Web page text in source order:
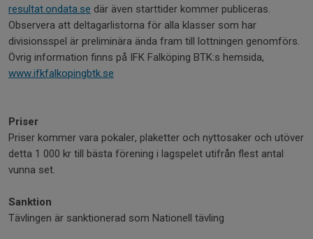
resultat.ondata.se där även starttider kommer publiceras.
Observera att deltagarlistorna för alla klasser som har
divisionsspel är preliminära ända fram till lottningen genomförs.
Övrig information finns på IFK Falköping BTK:s hemsida,
www.ifkfalkopingbtk.se
Priser
Priser kommer vara pokaler, plaketter och nyttosaker och utöver
detta 1 000 kr till bästa förening i lagspelet utifrån flest antal
vunna set.
Sanktion
Tävlingen är sanktionerad som Nationell tävling